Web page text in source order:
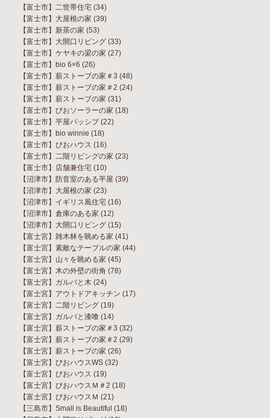
【富士市】二世帯住宅 (34)
【富士市】大屋根の家 (39)
【富士市】新茶の家 (53)
【富士市】大開口リビング (33)
【富士市】ケヤキの梁の家 (27)
【富士市】bio 6×6 (26)
【富士市】薪ストーブの家＃3 (48)
【富士市】薪ストーブの家＃2 (24)
【富士市】薪ストーブの家 (31)
【富士市】びおソーラーの家 (18)
【富士市】平屋パッシブ (22)
【富士市】bio winnie (18)
【富士市】びおハウス (16)
【富士市】二階リビングの家 (23)
【富士市】店舗兼住宅 (10)
【沼津市】防音室のある平屋 (39)
【沼津市】大屋根の家 (23)
【沼津市】イギリス風住宅 (16)
【沼津市】倉庫のある家 (12)
【沼津市】大開口リビング (15)
【富士宮】雑木林を眺める家 (41)
【富士宮】素敵なテーブルの家 (44)
【富士宮】山々を眺める家 (45)
【富士宮】木の外壁の街角 (78)
【富士宮】ガルバと木 (24)
【富士宮】アウトドアキッチン (17)
【富士宮】二階リビング (19)
【富士宮】ガルバと漆喰 (14)
【富士宮】薪ストーブの家＃3 (32)
【富士宮】薪ストーブの家＃2 (29)
【富士宮】薪ストーブの家 (26)
【富士宮】びおハウスWS (32)
【富士宮】びおハウス (19)
【富士宮】びおハウスＭ＃2 (18)
【富士宮】びおハウスＭ (21)
【三島市】Small is Beautiful (18)